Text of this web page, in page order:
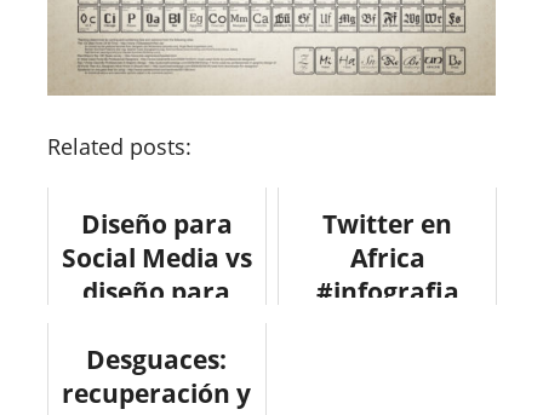
Related posts:
Diseño para
Social Media vs
diseño para
#infografia
#infographic
Twitter en
Africa
#infografia
Desguaces:
recuperación y